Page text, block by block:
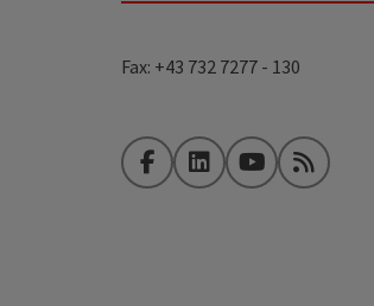
Fax: +43 732 7277 - 130
FacebookLinkedInYouTubeRSS-Feed